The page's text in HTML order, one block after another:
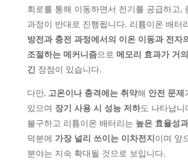
회로를 통해 이동하면서 전기를 공급하고,
과정이 반대로 진행됩니다. 리튬이온 배터
방전과 충전 과정에서의 이온 이동과 전자
조절하는 메커니즘으로 메모리 효과가 거
긴 장점이 있습니다.
다만, 고온이나 충격에는 취약해 안전 문제
있으며 장기 사용 시 성능 저하도 나타납니
불구하고 리튬이온 배터리는 높은 효율성
덕분에 가장 널리 쓰이는 이차전지이며 앞
분야는 지속 확대될 것으로 보입니다.